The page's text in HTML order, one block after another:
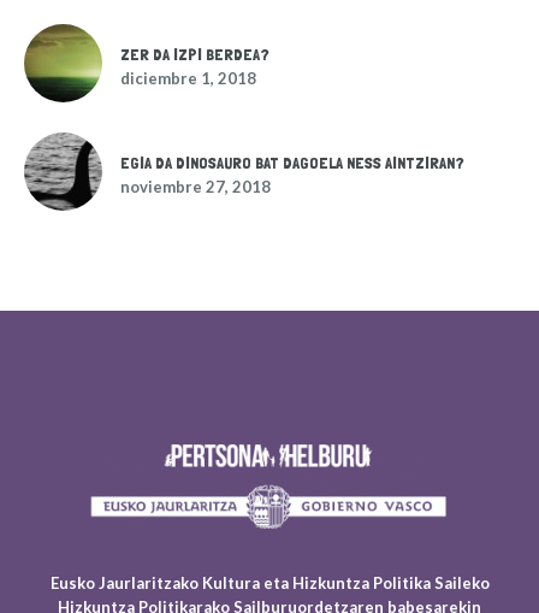
ZER DA IZPI BERDEA?
diciembre 1, 2018
EGIA DA DINOSAURO BAT DAGOELA NESS AINTZIRAN?
noviembre 27, 2018
Eusko Jaurlaritzako Kultura eta Hizkuntza Politika Saileko
Hizkuntza Politikarako Sailburuordetzaren babesarekin